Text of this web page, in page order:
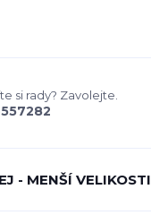
si rady? Zavolejte.
- MENŠÍ VELIKOSTI